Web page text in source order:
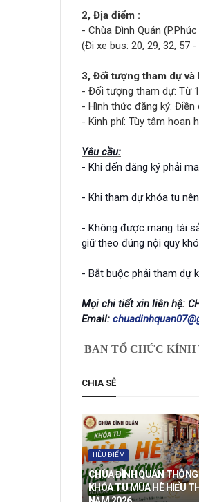
2, Địa điểm :
- Chùa Đình Quán (P.Phúc
(Đi xe bus: 20, 29, 32, 57
3, Đối tượng tham dự
- Đối tượng tham dự: Từ
- Hình thức đăng ký: Điền
- Kinh phí: Tùy tâm hoan
Yêu cầu:
- Khi đến đăng ký phải
- Khi tham dự khóa tu
- Không được mang tài
giữ theo đúng nội quy
- Bắt buộc phải tham dự
Mọi chi tiết xin liên hệ:
Email:
BAN TỔ CHỨC KÍNH
CHIA SẺ
TIÊU ĐIỂM
CHÙA ĐÌNH QUÁN
KHÓA TU MÙA HÈ HIỂU